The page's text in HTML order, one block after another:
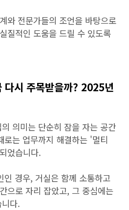
와 전문가들의 조언을 바탕으로
질적인 도움을 드릴 수 있도록
다시 주목받을까? 2025년
의미는 단순히 잠을 자는 공간
로는 업무까지 해결하는 '멀티
었습니다.
인 경우, 거실은 함께 소통하고
으로 자리 잡았고, 그 중심에는
다.